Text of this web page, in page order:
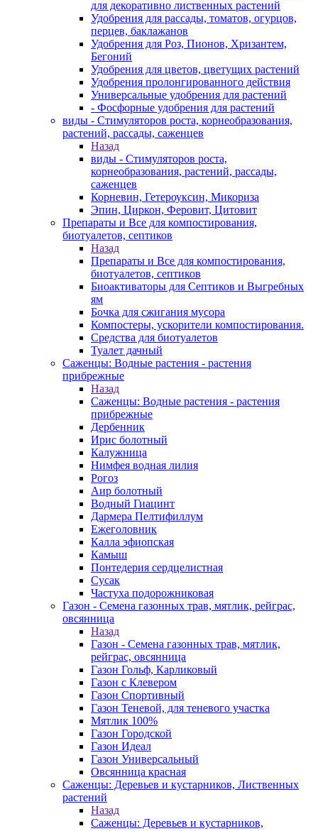
для декоративно лиственных растений
Удобрения для рассады, томатов, огурцов,
перцев, баклажанов
Удобрения для Роз, Пионов, Хризантем,
Бегоний
Удобрения для цветов, цветущих растений
Удобрения пролонгированного действия
Универсальные удобрения для растений
- Фосфорные удобрения для растений
виды - Стимуляторов роста, корнеобразования,
растений, рассады, саженцев
Назад
виды - Стимуляторов роста,
корнеобразования, растений, рассады,
саженцев
Корневин, Гетероуксин, Микориза
Эпин, Циркон, Феровит, Цитовит
Препараты и Все для компостирования,
биотуалетов, септиков
Назад
Препараты и Все для компостирования,
биотуалетов, септиков
Биоактиваторы для Септиков и Выгребных
ям
Бочка для сжигания мусора
Компостеры, ускорители компостирования.
Средства для биотуалетов
Туалет дачный
Саженцы: Водные растения - растения
прибрежные
Назад
Саженцы: Водные растения - растения
прибрежные
Дербенник
Ирис болотный
Калужница
Нимфея водная лилия
Рогоз
Аир болотный
Водный Гиацинт
Дармера Пелтифиллум
Ежеголовник
Калла эфиопская
Камыш
Понтедерия сердцелистная
Сусак
Частуха подорожниковая
Газон - Семена газонных трав, мятлик, рейграс,
овсянница
Назад
Газон - Семена газонных трав, мятлик,
рейграс, овсянница
Газон Гольф, Карликовый
Газон с Клевером
Газон Спортивный
Газон Теневой, для теневого участка
Мятлик 100%
Газон Городской
Газон Идеал
Газон Универсальный
Овсянница красная
Саженцы: Деревьев и кустарников, Лиственных
растений
Назад
Саженцы: Деревьев и кустарников,